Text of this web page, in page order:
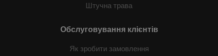
Штучна трава
Обслуговування клієнтів
Як зробити замовлення